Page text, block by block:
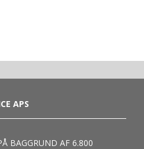
APS
BAGGRUND AF 6.800